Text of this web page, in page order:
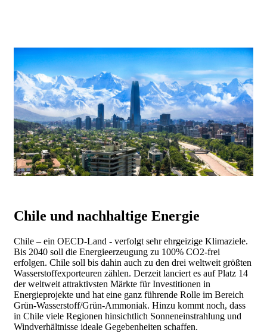
Chile und nachhaltige Energie
Chile – ein OECD-Land - verfolgt sehr ehrgeizige Klimaziele.
Bis 2040 soll die Energieerzeugung zu 100% CO2-frei
erfolgen. Chile soll bis dahin auch zu den drei weltweit größten
Wasserstoffexporteuren zählen. Derzeit lanciert es auf Platz 14
der weltweit attraktivsten Märkte für Investitionen in
Energieprojekte und hat eine ganz führende Rolle im Bereich
Grün-Wasserstoff/Grün-Ammoniak. Hinzu kommt noch, dass
in Chile viele Regionen hinsichtlich Sonneneinstrahlung und
Windverhältnisse ideale Gegebenheiten schaffen.